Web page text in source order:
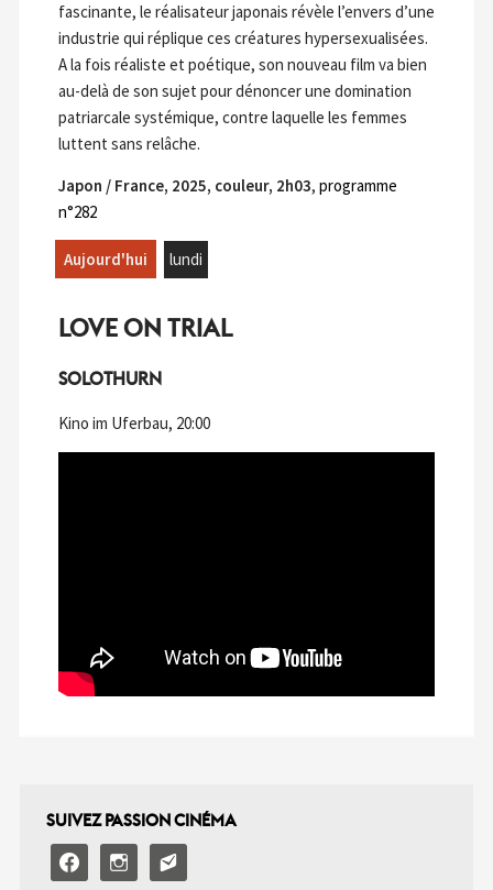
fascinante, le réalisateur japonais révèle l’envers d’une
industrie qui réplique ces créatures hypersexualisées.
A la fois réaliste et poétique, son nouveau film va bien
au-delà de son sujet pour dénoncer une domination
patriarcale systémique, contre laquelle les femmes
luttent sans relâche.
Japon / France, 2025, couleur, 2h03, programme
n°282
Aujourd'hui lundi
LOVE ON TRIAL
SOLOTHURN
Kino im Uferbau, 20:00
SUIVEZ PASSION CINÉMA
facebookinstagramemail-
alt2